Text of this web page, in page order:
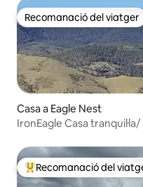
Recomanació del viatger
Recomanació del viatger
Casa a Eagle Nest
IronEagle Casa
Principals recomanacions
Recomanació del